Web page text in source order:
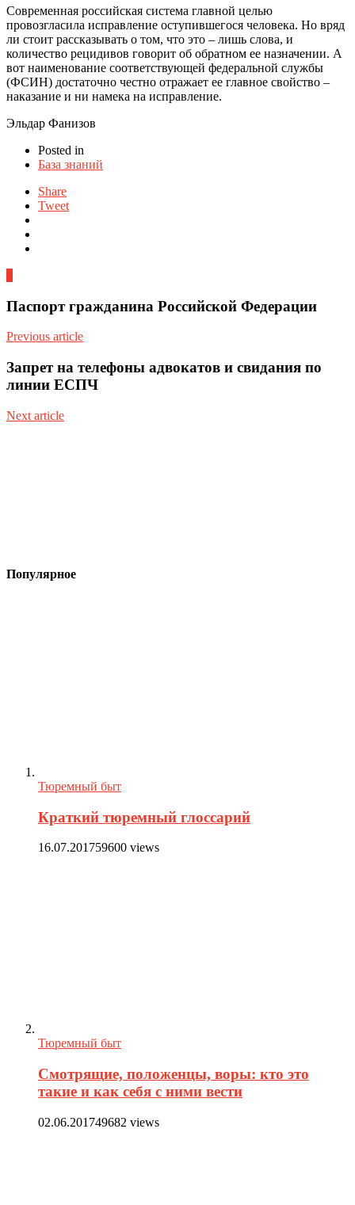
Современная российская система главной целью
провозгласила исправление оступившегося человека. Но вряд
ли стоит рассказывать о том, что это – лишь слова, и
количество рецидивов говорит об обратном ее назначении. А
вот наименование соответствующей федеральной службы
(ФСИН) достаточно честно отражает ее главное свойство –
наказание и ни намека на исправление.
Эльдар Фанизов
Posted in
База знаний
Share
Tweet
Паспорт гражданина Российской Федерации
Previous article
Запрет на телефоны адвокатов и свидания по
линии ЕСПЧ
Next article
Популярное
Тюремный быт
Краткий тюремный глоссарий
16.07.201759600 views
Тюремный быт
Смотрящие, положенцы, воры: кто это
такие и как себя с ними вести
02.06.201749682 views